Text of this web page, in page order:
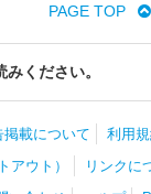
PAGE TOP
ください。
掲載について 利用
アウト）
リンクに